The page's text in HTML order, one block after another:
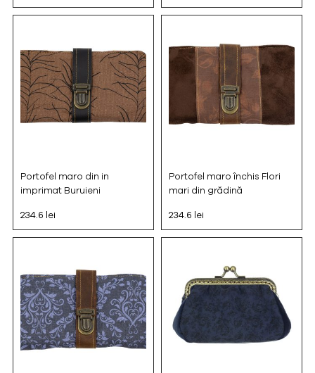
Portofel maro din in
imprimat Buruieni
234.6 lei
Portofel maro închis Flori
mari din grădină
234.6 lei